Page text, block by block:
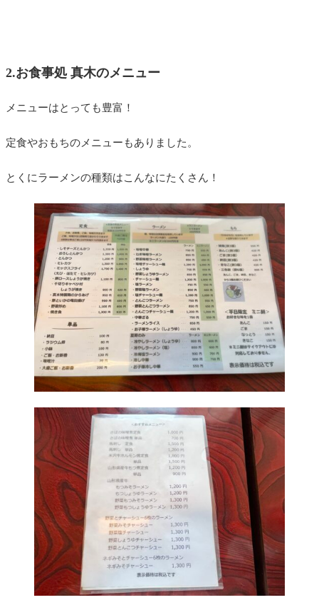
2.お食事処 真木のメニュー
メニューはとっても豊富！
定食やおもちのメニューもありました。
とくにラーメンの種類はこんなにたくさん！